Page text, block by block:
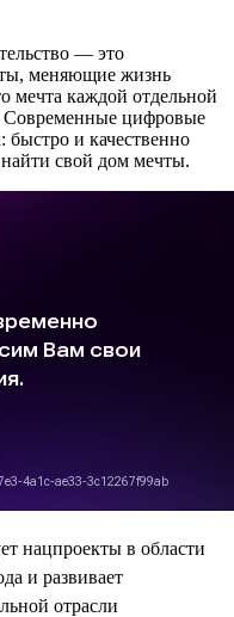
— это
меняющие жизнь
мечта каждой отдельной
Современные цифровые
и качественно
свой дом мечты.
нацпроекты в области
и развивает
отрасли